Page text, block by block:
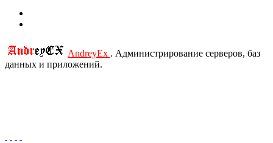
AndreyEx . Администрирование серверов, баз
данных и приложений.